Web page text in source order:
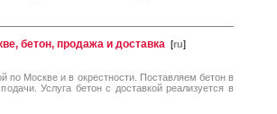
бетон, продажа и доставка [ru]
по Москве и в окрестности. Поставляем бетон в
Услуга бетон с доставкой реализуется в